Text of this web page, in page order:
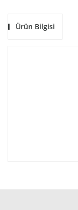
Ürün Bilgisi